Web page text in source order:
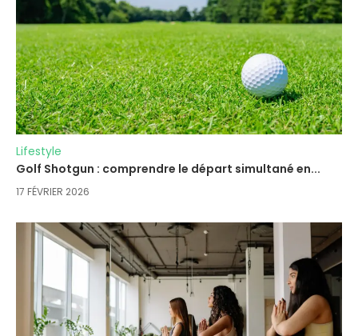
Lifestyle
Golf Shotgun : comprendre le départ simultané en...
17 FÉVRIER 2026